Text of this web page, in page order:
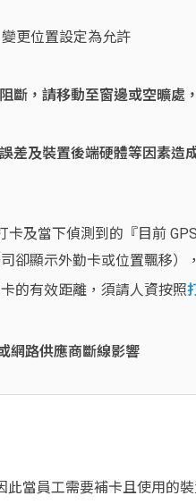
更位置設定為允許
斷，請移動至窗邊或空曠處
差及裝置後端硬體等因素
及當下偵測到的『目前
卻顯示外勤卡或位置飄移
的有效距離，須請人資按照
網路供應商斷線影響
當員工需要補卡且使用的